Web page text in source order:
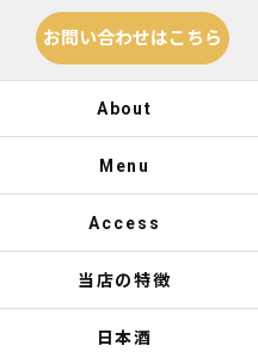
お問い合わせはこちら
About
Menu
Access
当店の特徴
日本酒